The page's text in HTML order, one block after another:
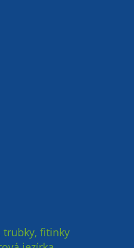
trubky, fitinky